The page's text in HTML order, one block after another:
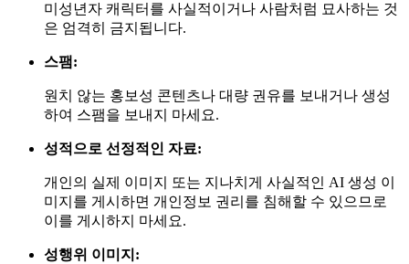
미성년자 캐릭터를 사실적이거나 사람처럼 묘사하는 것
은 엄격히 금지됩니다.
스팸:
원치 않는 홍보성 콘텐츠나 대량 권유를 보내거나 생성
하여 스팸을 보내지 마세요.
성적으로 선정적인 자료:
개인의 실제 이미지 또는 지나치게 사실적인 AI 생성 이
미지를 게시하면 개인정보 권리를 침해할 수 있으므로
이를 게시하지 마세요.
성행위 이미지: